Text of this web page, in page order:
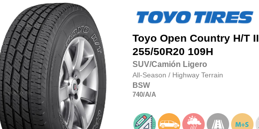
Toyo Open Country H/T II
255/50R20 109H
SUV/Camión Ligero
All-Season / Highway Terrain
BSW
740/A/A